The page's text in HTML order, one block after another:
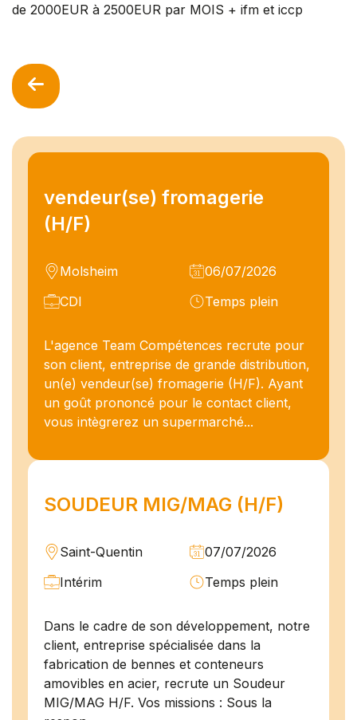
vendeur(se) fromagerie
(H/F)
Molsheim
06/07/2026
CDI
Temps plein
L'agence Team Compétences recrute pour
son client, entreprise de grande distribution,
un(e) vendeur(se) fromagerie (H/F). Ayant
un goût prononcé pour le contact client,
vous intègrerez un supermarché...
SOUDEUR MIG/MAG (H/F)
Saint-Quentin
07/07/2026
Intérim
Temps plein
Dans le cadre de son développement, notre
client, entreprise spécialisée dans la
fabrication de bennes et conteneurs
amovibles en acier, recrute un Soudeur
MIG/MAG H/F. Vos missions : Sous la
de 2000EUR à 2500EUR par MOIS + ifm et iccp